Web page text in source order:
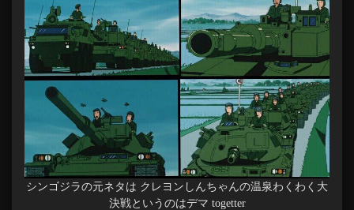
シンゴジラの元ネタは クレヨンしんちゃんの温泉わくわく大
決戦というのはデマ togetter